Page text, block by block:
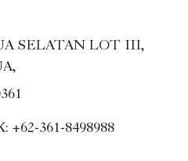
SELATAN LOT III,
+62-361-8498988